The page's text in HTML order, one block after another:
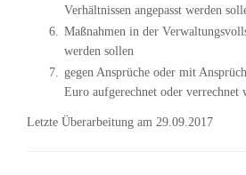
Verhältnissen angepasst werden
Maßnahmen in der
werden sollen
gegen Ansprüche oder mit
Euro aufgerechnet oder verrechnet
Letzte Überarbeitung am 29.09.2017